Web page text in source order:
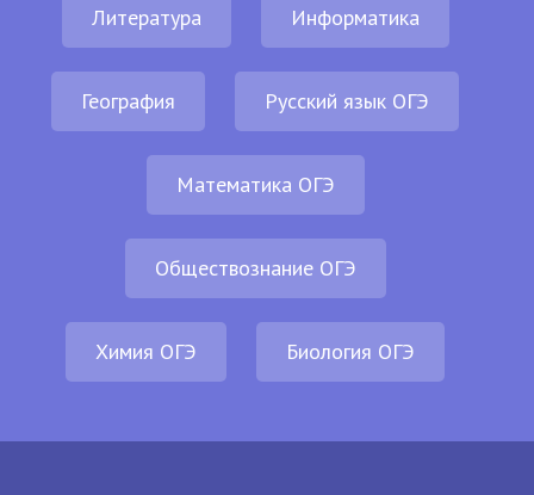
Литература Информатика
География Русский язык ОГЭ
Математика ОГЭ
Обществознание ОГЭ
Химия ОГЭ Биология ОГЭ